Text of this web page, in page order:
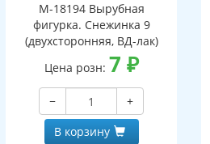
М-18194 Вырубная
фигурка. Снежинка 9
(двухсторонняя, ВД-лак)
Цена розн: 7 ₽
−
+
В корзину